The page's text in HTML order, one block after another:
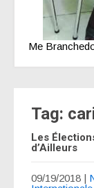
Me
Tag:
Les
d’Ailleurs
09/19/2018 |